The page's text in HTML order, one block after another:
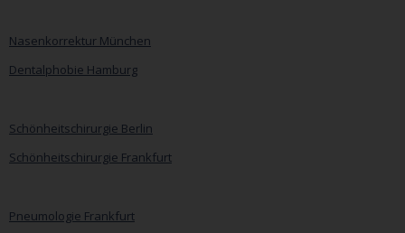
Nasenkorrektur München
Dentalphobie Hamburg
Schönheitschirurgie Berlin
Schönheitschirurgie Frankfurt
Pneumologie Frankfurt